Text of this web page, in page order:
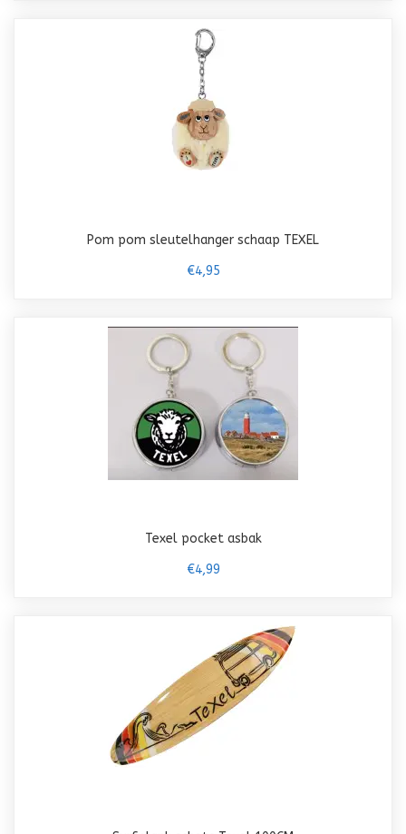
Pom pom sleutelhanger schaap TEXEL
€4,95
Texel pocket asbak
€4,99